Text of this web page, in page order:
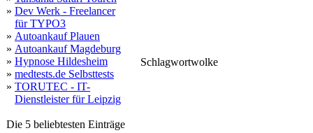
» Dev Werk - Freelancer
für TYPO3
» Autoankauf Plauen
» Autoankauf Magdeburg
» Hypnose Hildesheim
» medtests.de Selbsttests
» TORUTEC - IT-
Dienstleister für Leipzig
Die 5 beliebtesten Einträge
Schlagwortwolke
english
alle